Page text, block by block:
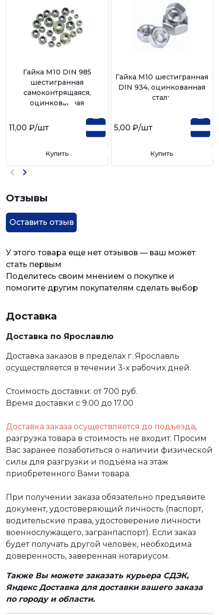
Гайка М10 DIN 985
шестигранная
самоконтрящаяся,
оцинкованная
11,00 ₽/шт
Купить
Гайка М10 шестигранная
DIN 934, оцинкованная
сталь
5,00 ₽/шт
Купить
Отзывы
Оставить отзыв
У этого товара еще нет отзывов — ваш может
стать первым
Поделитесь своим мнением о покупке и
помогите другим покупателям сделать выбор
Доставка
Доставка по Ярославлю
Доставка заказов в пределах г. Ярославль
осуществляется в течении 3-х рабочих дней.
Стоимость доставки: от 700 руб.
Время доставки с 9.00 до 17.00
Доставка заказа осуществляется до подъезда,
разгрузка товара в стоимость не входит. Просим
Вас заранее позаботиться о наличии физической
силы для разгрузки и подъёма на этаж
приобретенного Вами товара.
При получении заказа обязательно предъявите
документ, удостоверяющий личность (паспорт,
водительские права, удостоверение личности
военнослужащего, загранпаспорт). Если заказ
будет получать другой человек, необходима
доверенность, заверенная нотариусом.
Также Вы можете заказать курьера СДЭК,
Яндекс Доставка для доставки вашего заказа
по городу и области.